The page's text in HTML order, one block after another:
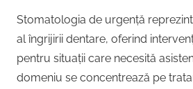
România
+40754463365
Stomatologia de urgență
al îngrijirii dentare, oferind
pentru situații care necesită
domeniu se concentrează pe